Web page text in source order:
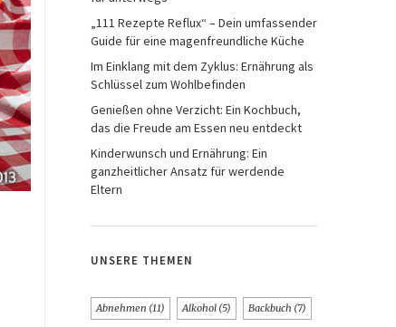
„111 Rezepte Reflux“ – Dein umfassender
Guide für eine magenfreundliche Küche
Im Einklang mit dem Zyklus: Ernährung als
Schlüssel zum Wohlbefinden
Genießen ohne Verzicht: Ein Kochbuch,
das die Freude am Essen neu entdeckt
Kinderwunsch und Ernährung: Ein
ganzheitlicher Ansatz für werdende
Eltern
UNSERE THEMEN
Abnehmen (11) Alkohol (5) Backbuch (7)